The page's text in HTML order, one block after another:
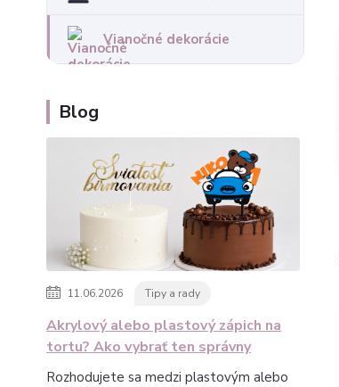
Vianočné dekorácie
Blog
11.06.2026 Tipy a rady
Akrylový alebo plastový zápich na
tortu? Ako vybrať ten správny
Rozhodujete sa medzi plastovým alebo